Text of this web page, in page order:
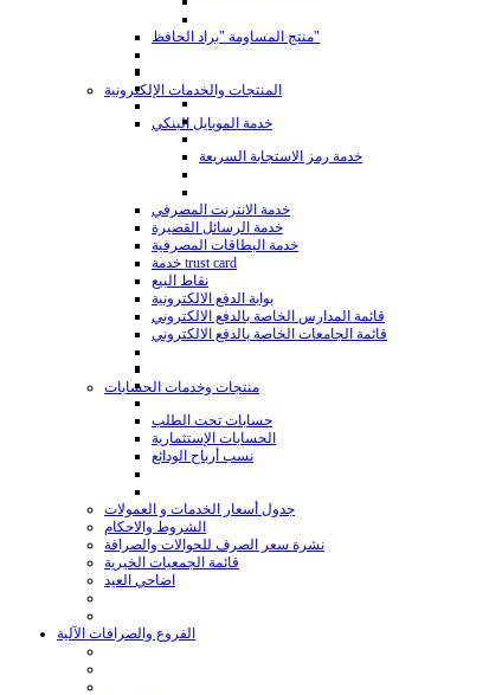
منتج المساومة "براد الحافظ"
المنتجات والخدمات الإلكترونية
خدمة الموبايل البنكي
خدمة رمز الاستجابة السريعة
خدمة الانترنت المصرفي
خدمة الرسائل القصيرة
خدمة البطاقات المصرفية
خدمة trust card
نقاط البيع
بوابة الدفع الالكترونية
قائمة المدارس الخاصة بالدفع الالكتروني
قائمة الجامعات الخاصة بالدفع الالكتروني
منتجات وخدمات الحسابات
حسابات تحت الطلب
الحسابات الإستثمارية
نسب أرباح الودائع
جدول أسعار الخدمات و العمولات
الشروط والاحكام
نشرة سعر الصرف للحوالات والصرافة
قائمة الجمعيات الخيرية
اضاحي العيد
الفروع والصرافات الآلية